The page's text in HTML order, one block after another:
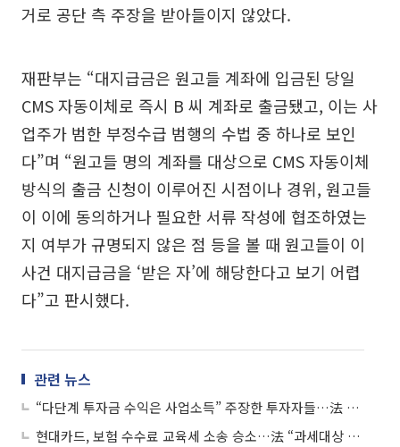
거로 공단 측 주장을 받아들이지 않았다.
재판부는 “대지급금은 원고들 계좌에 입금된 당일
CMS 자동이체로 즉시 B 씨 계좌로 출금됐고, 이는 사
업주가 범한 부정수급 범행의 수법 중 하나로 보인
다”며 “원고들 명의 계좌를 대상으로 CMS 자동이체
방식의 출금 신청이 이루어진 시점이나 경위, 원고들
이 이에 동의하거나 필요한 서류 작성에 협조하였는
지 여부가 규명되지 않은 점 등을 볼 때 원고들이 이
사건 대지급금을 ‘받은 자’에 해당한다고 보기 어렵
다”고 판시했다.
관련 뉴스
“다단계 투자금 수익은 사업소득” 주장한 투자자들…法 “이자소득”
현대카드, 보험 수수료 교육세 소송 승소…法 “과세대상 아냐”